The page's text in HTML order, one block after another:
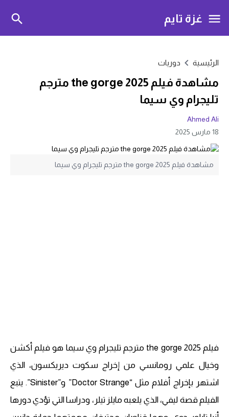
غزة تايم
الرئيسية دوريات
مشاهدة فيلم the gorge 2025 مترجم
تليجرام وي سيما
Ahmed Ali
18 مارس 2025
مشاهدة فيلم the gorge 2025 مترجم تليجرام وي سيما
فيلم the gorge 2025 مترجم تليجرام وي سيما هو فيلم أكشن
وخيال علمي رومانسي من إخراج سكوت ديريكسون، الذي
اشتهر بإخراج أفلام مثل “Doctor Strange” و”Sinister”. يتبع
الفيلم قصة ليفي، الذي يلعبه مايلز تيلر، ودراسا التي تؤدي دورها